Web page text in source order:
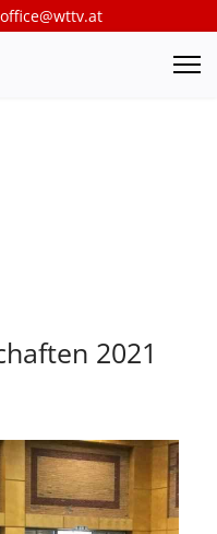
office@wttv.at
2021